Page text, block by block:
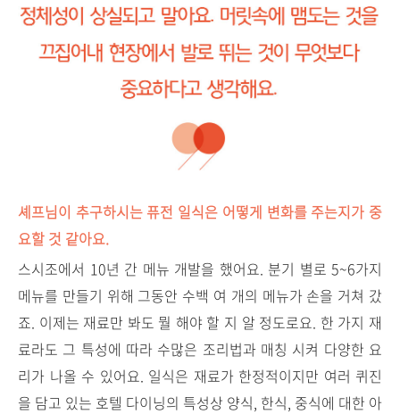
셰프님이 추구하시는 퓨전 일식은 어떻게 변화를 주는지가 중
요할 것 같아요.
스시조에서 10년 간 메뉴 개발을 했어요. 분기 별로 5~6가지
메뉴를 만들기 위해 그동안 수백 여 개의 메뉴가 손을 거쳐 갔
죠. 이제는 재료만 봐도 뭘 해야 할 지 알 정도로요. 한 가지 재
료라도 그 특성에 따라 수많은 조리법과 매칭 시켜 다양한 요
리가 나올 수 있어요. 일식은 재료가 한정적이지만 여러 퀴진
을 담고 있는 호텔 다이닝의 특성상 양식, 한식, 중식에 대한 아